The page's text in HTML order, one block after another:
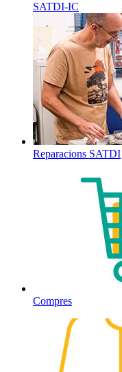
SATDI-IC
Reparacions SATDI
Compres